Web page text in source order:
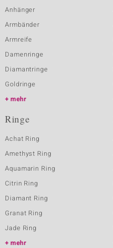
Anhänger
Armbänder
Armreife
Damenringe
Diamantringe
Goldringe
mehr
Ringe
Achat Ring
Amethyst Ring
Aquamarin Ring
Citrin Ring
Diamant Ring
Granat Ring
Jade Ring
mehr